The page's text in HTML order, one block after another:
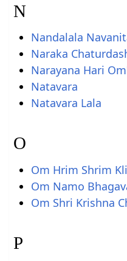
N
Nandalala
Naraka
Narayana Hari
Natavara
Natavara Lala
O
Om Hrim Shrim
Om Namo
Om Shri Krishna
P